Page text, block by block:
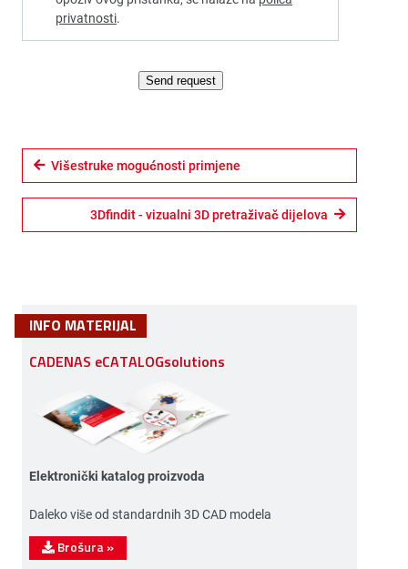
privatnosti.
Send request
Višestruke mogućnosti primjene
3Dfindit - vizualni 3D pretraživač dijelova
INFO MATERIJAL
CADENAS eCATALOGsolutions
Elektronički katalog proizvoda
Daleko više od standardnih 3D CAD modela
Brošura »